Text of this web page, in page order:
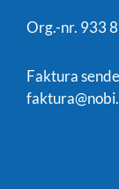
Org.-nr. 933
Faktura